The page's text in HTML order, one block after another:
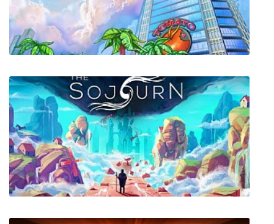
Townsmen - A Kingdom Rebuilt
Чудесный огород 2: Глобальный овощной
кризис